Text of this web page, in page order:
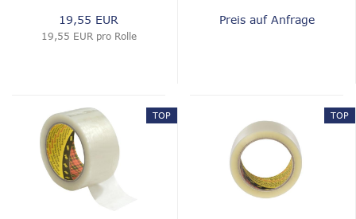
19,55 EUR
19,55 EUR pro Rolle
Preis auf Anfrage
TOP TOP